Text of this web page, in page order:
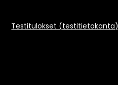
Testitulokset (testitietokanta)